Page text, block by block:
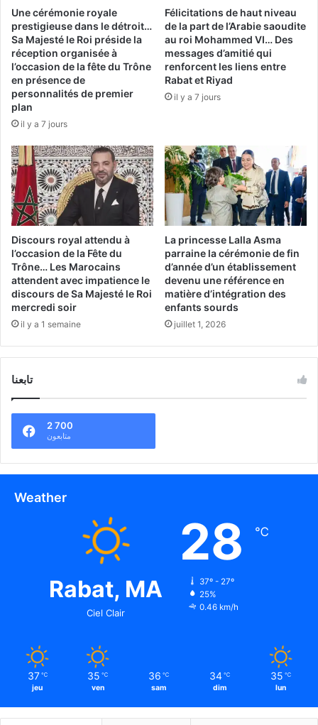
Une cérémonie royale
prestigieuse dans le détroit…
Sa Majesté le Roi préside la
réception organisée à
l’occasion de la fête du Trône
en présence de
personnalités de premier
plan
il y a 7 jours
Félicitations de haut niveau
de la part de l’Arabie saoudite
au roi Mohammed VI… Des
messages d’amitié qui
renforcent les liens entre
Rabat et Riyad
il y a 7 jours
Discours royal attendu à
l’occasion de la Fête du
Trône… Les Marocains
attendent avec impatience le
discours de Sa Majesté le Roi
mercredi soir
il y a 1 semaine
La princesse Lalla Asma
parraine la cérémonie de fin
d’année d’un établissement
devenu une référence en
matière d’intégration des
enfants sourds
juillet 1, 2026
تابعنا
2 700
متابعون
Weather
Rabat, MA
Ciel Clair
28 ℃
37º - 27º
25%
0.46 km/h
37 ℃
jeu
35 ℃
ven
36 ℃
sam
34 ℃
dim
35 ℃
lun